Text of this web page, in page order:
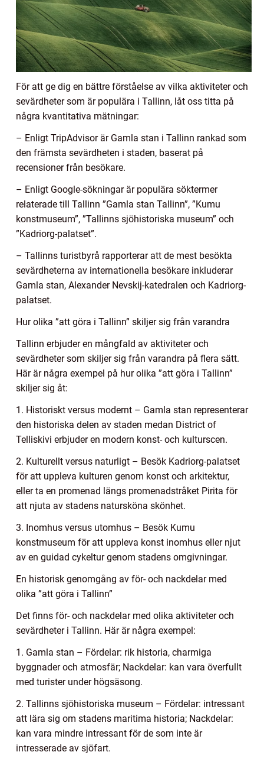
För att ge dig en bättre förståelse av vilka aktiviteter och
sevärdheter som är populära i Tallinn, låt oss titta på
några kvantitativa mätningar:
– Enligt TripAdvisor är Gamla stan i Tallinn rankad som
den främsta sevärdheten i staden, baserat på
recensioner från besökare.
– Enligt Google-sökningar är populära söktermer
relaterade till Tallinn ”Gamla stan Tallinn”, ”Kumu
konstmuseum”, ”Tallinns sjöhistoriska museum” och
”Kadriorg-palatset”.
– Tallinns turistbyrå rapporterar att de mest besökta
sevärdheterna av internationella besökare inkluderar
Gamla stan, Alexander Nevskij-katedralen och Kadriorg-
palatset.
Hur olika ”att göra i Tallinn” skiljer sig från varandra
Tallinn erbjuder en mångfald av aktiviteter och
sevärdheter som skiljer sig från varandra på flera sätt.
Här är några exempel på hur olika ”att göra i Tallinn”
skiljer sig åt:
1. Historiskt versus modernt – Gamla stan representerar
den historiska delen av staden medan District of
Telliskivi erbjuder en modern konst- och kulturscen.
2. Kulturellt versus naturligt – Besök Kadriorg-palatset
för att uppleva kulturen genom konst och arkitektur,
eller ta en promenad längs promenadstråket Pirita för
att njuta av stadens natursköna skönhet.
3. Inomhus versus utomhus – Besök Kumu
konstmuseum för att uppleva konst inomhus eller njut
av en guidad cykeltur genom stadens omgivningar.
En historisk genomgång av för- och nackdelar med
olika ”att göra i Tallinn”
Det finns för- och nackdelar med olika aktiviteter och
sevärdheter i Tallinn. Här är några exempel:
1. Gamla stan – Fördelar: rik historia, charmiga
byggnader och atmosfär; Nackdelar: kan vara överfullt
med turister under högsäsong.
2. Tallinns sjöhistoriska museum – Fördelar: intressant
att lära sig om stadens maritima historia; Nackdelar:
kan vara mindre intressant för de som inte är
intresserade av sjöfart.